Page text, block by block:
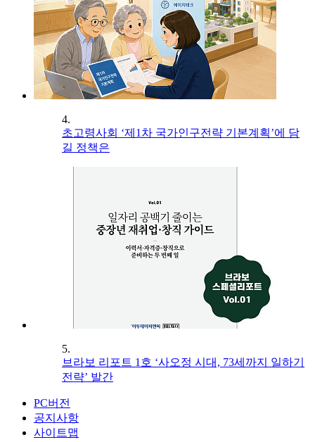
4.
초고령사회 ‘제1차 국가인구전략 기본계획’에 담
길 정책은
5.
브라보 리포트 1호 ‘사오정 시대, 73세까지 일하기
전략’ 발간
PC버전
공지사항
사이트맵